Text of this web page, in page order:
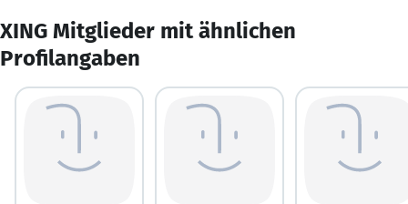
XING Mitglieder mit ähnlichen
Profilangaben